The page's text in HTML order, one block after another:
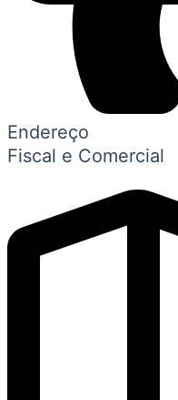
Endereço
Fiscal e Comercial